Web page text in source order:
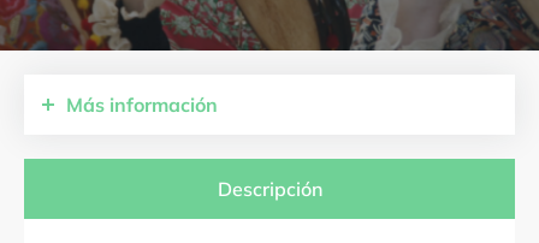
Más información
Galicia
Descripción